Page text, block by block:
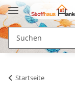
Startseite